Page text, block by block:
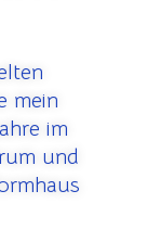
mein
im
und